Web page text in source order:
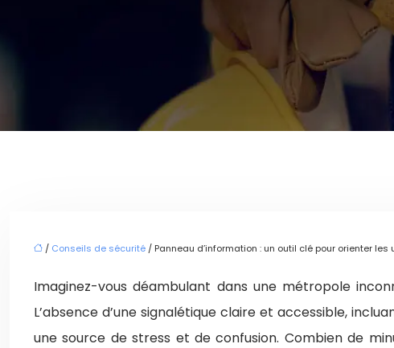
/ Conseils de sécurité / Panneau d’information : un outil clé pour orienter les
Imaginez-vous déambulant dans une métropole
L’absence d’une signalétique claire et accessible,
une source de stress et de confusion. Combien de